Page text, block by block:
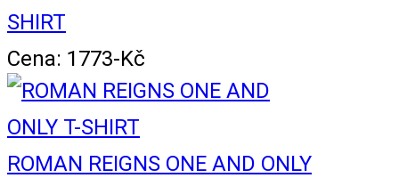
SHIRT
Cena: 1773-Kč
ROMAN REIGNS ONE AND ONLY